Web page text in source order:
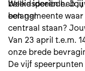
beleidsperiode.
belang!
Welke ideeën heb
een gemeente
centraal staan?
Van 23 april t.e.m.
onze brede
De vijf speerpunten